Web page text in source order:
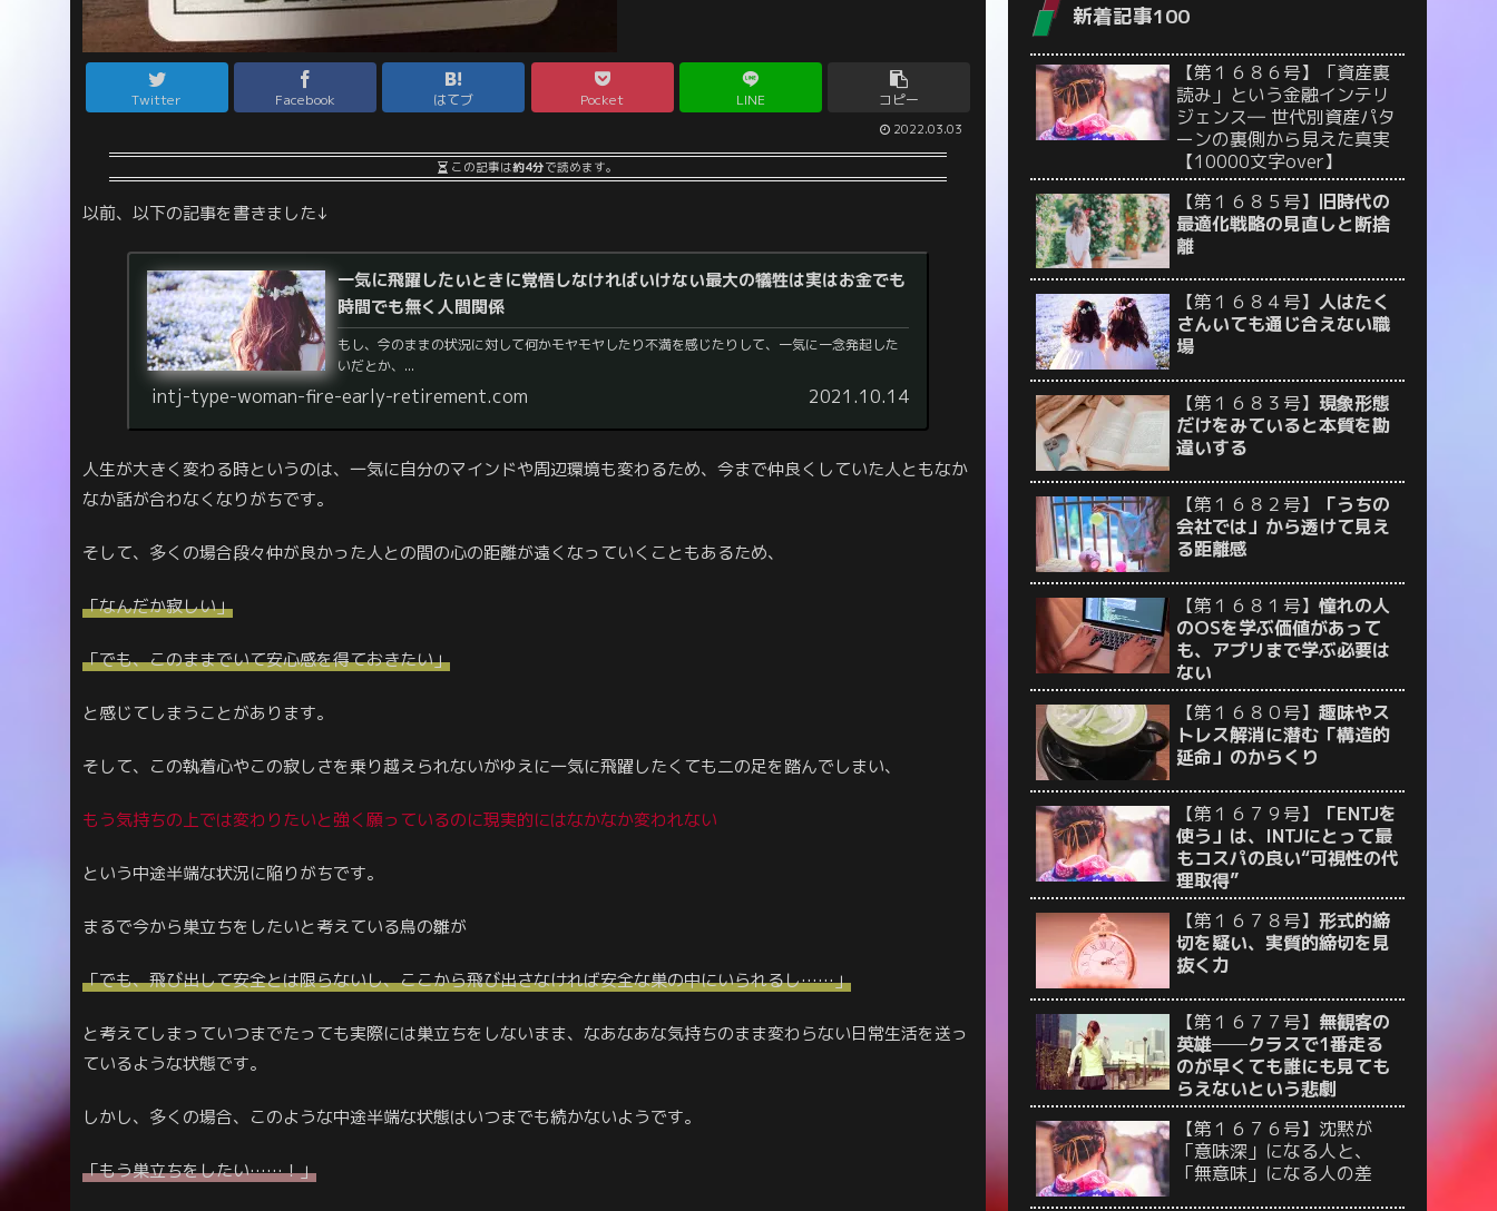
Twitter Facebook はてブ Pocket LINE コピー
2022.03.03
この記事は約4分で読めます。
以前、以下の記事を書きました↓
一気に飛躍したいときに覚悟しなければいけない最大の犠牲は実はお金でも
時間でも無く人間関係
もし、今のままの状況に対して何かモヤモヤしたり不満を感じたりして、一気に一念発起した
いだとか、...
intj-type-woman-fire-early-retirement.com 2021.10.14
人生が大きく変わる時というのは、一気に自分のマインドや周辺環境も変わるため、今まで仲良くしていた人ともなか
なか話が合わなくなりがちです。
そして、多くの場合段々仲が良かった人との間の心の距離が遠くなっていくこともあるため、
「なんだか寂しい」
「でも、このままでいて安心感を得ておきたい」
と感じてしまうことがあります。
そして、この執着心やこの寂しさを乗り越えられないがゆえに一気に飛躍したくても二の足を踏んでしまい、
もう気持ちの上では変わりたいと強く願っているのに現実的にはなかなか変われない
という中途半端な状況に陥りがちです。
まるで今から巣立ちをしたいと考えている鳥の雛が
「でも、飛び出して安全とは限らないし、ここから飛び出さなければ安全な巣の中にいられるし……」
と考えてしまっていつまでたっても実際には巣立ちをしないまま、なあなあな気持ちのまま変わらない日常生活を送っ
ているような状態です。
しかし、多くの場合、このような中途半端な状態はいつまでも続かないようです。
「もう巣立ちをしたい……！」
新着記事100
【第１６８６号】「資産裏
読み」という金融インテリ
ジェンス― 世代別資産パタ
ーンの裏側から見えた真実
【10000文字over】
【第１６８５号】 旧時代の
最適化戦略の見直しと断捨
離
【第１６８４号】 人はたく
さんいても通じ合えない職
場
【第１６８３号】 現象形態
だけをみていると本質を勘
違いする
【第１６８２号】
「うちの
会社では」から透けて見え
る距離感
【第１６８１号】 憧れの人
のOSを学ぶ価値があって
も、アプリまで学ぶ必要は
ない
【第１６８０号】 趣味やス
トレス解消に潜む「構造的
延命」のからくり
【第１６７９号】
「ENTJを
使う」は、INTJにとって最
もコスパの良い“可視性の代
理取得”
【第１６７８号】 形式的締
切を疑い、実質的締切を見
抜く力
【第１６７７号】 無観客の
英雄──クラスで1番走る
のが早くても誰にも見ても
らえないという悲劇
【第１６７６号】沈黙が
「意味深」になる人と、
「無意味」になる人の差